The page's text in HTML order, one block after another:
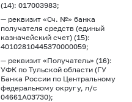
(14): 017003983;
— реквизит «Сч. №» банка
получателя средств (единый
казначейский счет) (15):
40102810445370000059;
— реквизит «Получатель» (16):
УФК по Тульской области (ГУ
Банка России по Центральному
федеральному округу, л/с
04661А03730);